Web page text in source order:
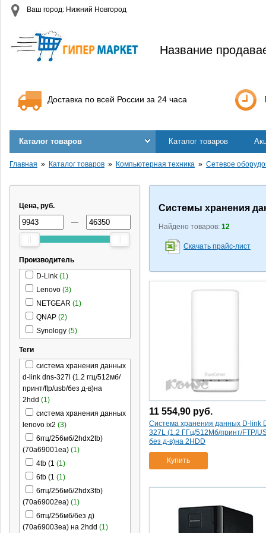
Ваш город: Нижний Новгород
Название
Доставка по всей России за 24 часа
Каталог товаров Каталог товаров
Главная Каталог товаров Компьютерная техника Сетевое
Цена, руб.
—
Производитель
D-Link (1)
Lenovo (3)
NETGEAR (1)
QNAP (2)
Synology (5)
Теги
система хранения данных
d-link dns-327l (1.2 ггц/512мб/
принт/ftp/usb/без д-в)на
2hdd (1)
система хранения данных
lenovo ix2 (3)
6ггц/256мб/2hdx2tb)
(70a69001ea) (1)
4tb (1 (1)
6tb (1 (1)
6ггц/256мб/2hdx3tb)
(70a69002ea) (1)
6ггц/256мб/без д)
(70a69003ea) на 2hdd (1)
Системы хранения
Найдено товаров: 12
Скачать прайс-лист
11 554,90 руб.
Система хранения данных D-link
327L (1.2 ГГц/512Мб/принт/FTP/
без д-в)на 2HDD
Купить